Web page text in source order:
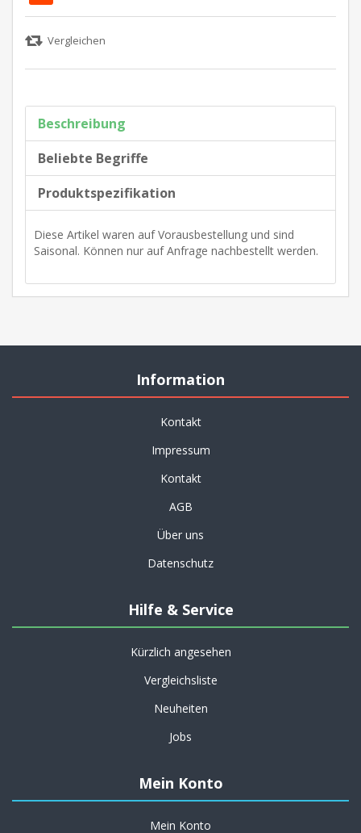
Beschreibung
Beliebte Begriffe
Produktspezifikation
Diese Artikel waren auf Vorausbestellung und sind
Saisonal. Können nur auf Anfrage nachbestellt werden.
Information
Kontakt
Impressum
Kontakt
AGB
Über uns
Datenschutz
Hilfe & Service
Kürzlich angesehen
Vergleichsliste
Neuheiten
Jobs
Mein Konto
Mein Konto